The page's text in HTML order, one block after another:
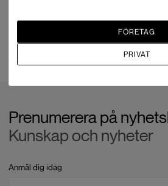
FÖRETAG
PRIVAT
Prenumerera på
Kunskap och nyheter
Anmäl dig idag